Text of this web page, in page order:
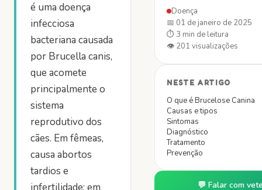
é uma doença
infecciosa
bacteriana causada
por Brucella canis,
que acomete
principalmente o
sistema
reprodutivo dos
cães. Em fêmeas,
causa abortos
tardios e
Doença
📅 01 de janeiro de 2025
⏱ 3 min de leitura
👁 201 visualizações
NESTE ARTIGO
O que é Brucelose Canina
Causas e tipos
Sintomas
Diagnóstico
Tratamento
Prevenção
💬 Falar com